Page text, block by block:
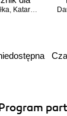
MS
, Katarzyna Kiałka